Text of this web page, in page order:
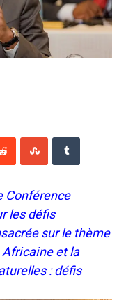
Conférence
les défis
sur le thème
et la
: défis